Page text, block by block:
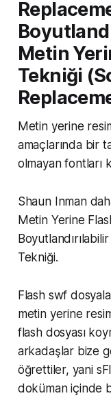
Metin
Tekniği
Metin yerine
amaçlarında bir
olmayan fontları
Shaun Inman
Metin Yerine
Tekniği.
Flash swf
metin yerine
flash dosyası
arkadaşlar bize
öğrettiler, yani
doküman içinde